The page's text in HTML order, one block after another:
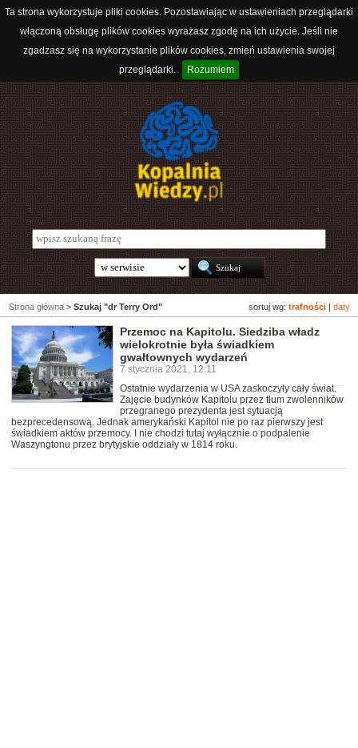
Ta strona wykorzystuje pliki cookies. Pozostawiając w ustawieniach przeglądarki
włączoną obsługę plików cookies wyrażasz zgodę na ich użycie. Jeśli nie
zgadzasz się na wykorzystanie plików cookies, zmień ustawienia swojej
przeglądarki.
Rozumiem
sortuj wg: trafności daty
Strona główna > Szukaj "dr Terry Ord"
Przemoc na Kapitolu. Siedziba władz
wielokrotnie była świadkiem
gwałtownych wydarzeń
7 stycznia 2021, 12:11
Ostatnie wydarzenia w USA zaskoczyły cały świat.
Zajęcie budynków Kapitolu przez tłum zwolenników
przegranego prezydenta jest sytuacją
bezprecedensową. Jednak amerykański Kapitol nie po raz pierwszy jest
świadkiem aktów przemocy. I nie chodzi tutaj wyłącznie o podpalenie
Waszyngtonu przez brytyjskie oddziały w 1814 roku.